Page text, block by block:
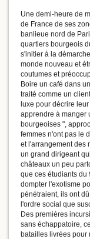
Une demi-heure de
de France de ses
banlieue nord de
quartiers bourgeois
s'initier à la
monde nouveau et
coutumes et
Boire un café dans
traité comme un
luxe pour décrire
apprendre à manger
bourgeoises ",
femmes n'ont pas le
et l'arrangement des
un grand dirigeant
châteaux un peu
que ces étudiants du
dompter l'exotisme
pénétraient, ils ont
l'ordre social que
Des premières
sans échappatoire,
batailles livrées pour